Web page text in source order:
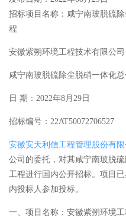
招标项目名称：咸宁南玻脱硫
程
安徽紫朔环境工程技术有限公司
咸宁南玻脱硫除尘脱硝一体化
日 期：2022年8月29日
招标编号：22AT50072706527
安徽安天利信工程管理股份有限
公司的委托，对其咸宁南玻脱
工程进行国内公开招标。项目
内投标人参加投标。
一、项目名称：安徽紫朔环境